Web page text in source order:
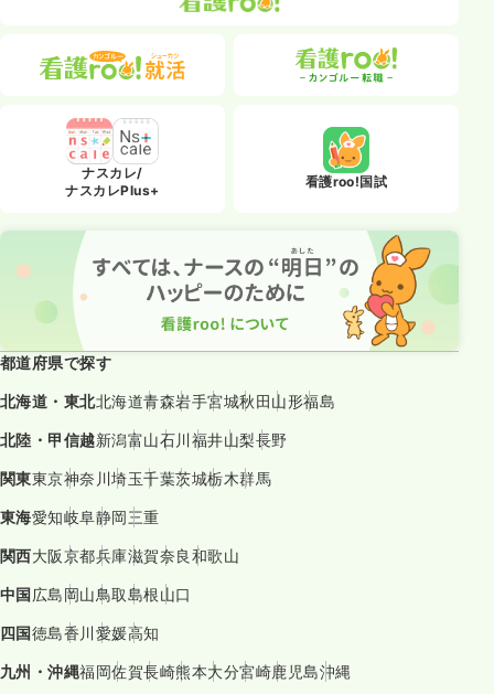
ナスカレ/
ナスカレPlus+
看護roo!国試
都道府県で探す
北海道・東北北海道青森岩手宮城秋田山形福島
北陸・甲信越新潟富山石川福井山梨長野
関東東京神奈川埼玉千葉茨城栃木群馬
東海愛知岐阜静岡三重
関西大阪京都兵庫滋賀奈良和歌山
中国広島岡山鳥取島根山口
四国徳島香川愛媛高知
九州・沖縄福岡佐賀長崎熊本大分宮崎鹿児島沖縄